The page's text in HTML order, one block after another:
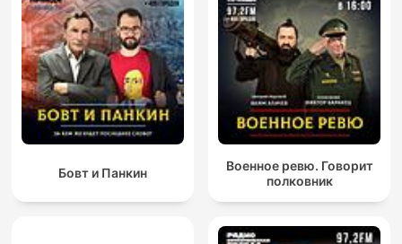
Бовт и Панкин
Военное ревю. Говорит
полковник